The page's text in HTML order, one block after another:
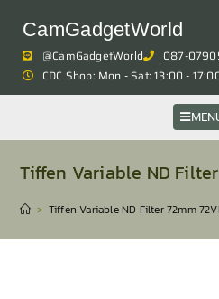
CamGadgetWorld
@CamGadgetWorld
087-
CDC Shop: Mon - Sat: 13:00 -
Tiffen Variable ND
> Tiffen Variable ND Filter 72mm